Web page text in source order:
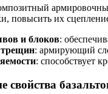
повысить их
и блоков:
: армирующий
: способствует
свойства